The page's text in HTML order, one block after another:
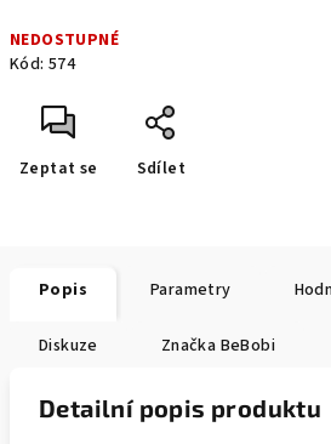
cena:
NEDOSTUPNÉ
Kód: 574
Zeptat se Sdílet
Popis Parametry
Diskuze Značka BeBobi
Detailní popis produktu